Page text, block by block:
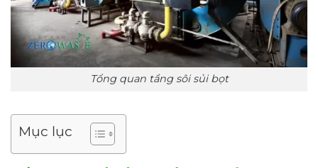
Tổng quan tầng sôi sủi bọt
Mục lục